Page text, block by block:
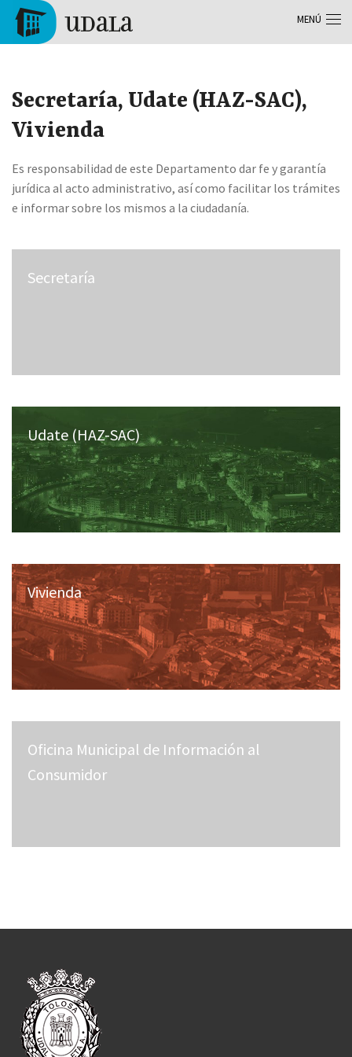
Pasar al contenido principal
Secretaría, Udate (HAZ-SAC),
Vivienda
Es responsabilidad de este Departamento dar fe y garantía
jurídica al acto administrativo, así como facilitar los trámites
e informar sobre los mismos a la ciudadanía.
Secretaría
Udate (HAZ-SAC)
Vivienda
Oficina Municipal de Información al
Consumidor
MENÚ